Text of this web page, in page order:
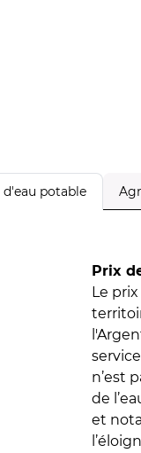
d'eau potable
Prix
Le
n’est
de
et